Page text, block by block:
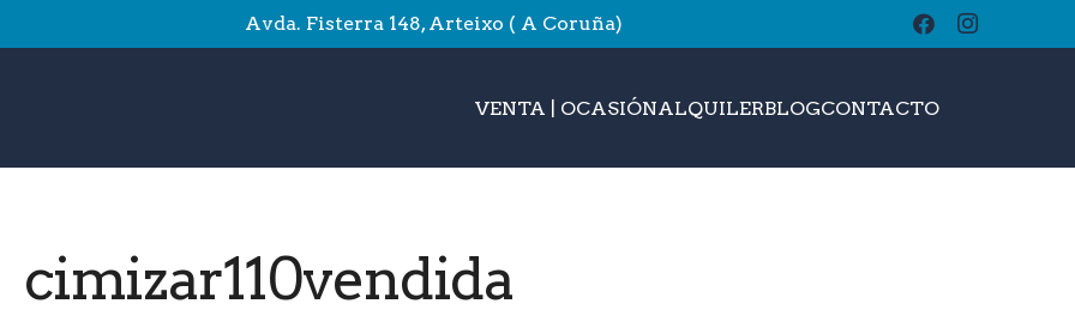
Avda. Fisterra 148, Arteixo ( A Coruña)
VENTA | OCASIÓNALQUILERBLOGCONTACTObuscar
cimizar110vendida